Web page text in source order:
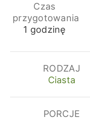
Czas
przygotowania
1 godzina
godzinę
RODZAJ
Ciasta
PORCJE